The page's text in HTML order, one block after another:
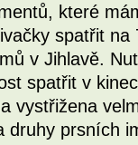
které
spatřit
v Jihlavě.
spatřit v
vystřižena
druhy prsních